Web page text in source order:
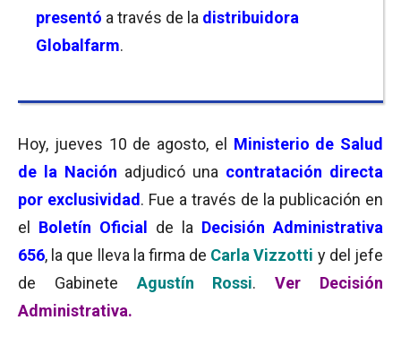
presentó a través de la distribuidora
Globalfarm.
Hoy, jueves 10 de agosto, el Ministerio de Salud
de la Nación adjudicó una contratación directa
por exclusividad . Fue a través de la publicación en
el Boletín Oficial de la Decisión Administrativa
656, la que lleva la firma de Carla Vizzotti y del jefe
de Gabinete Agustín Rossi.Ver Decisión
Administrativa.